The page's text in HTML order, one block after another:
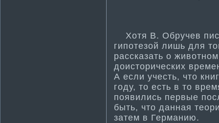
Хотя В. Обручев
гипотезой лишь для
рассказать о
доисторических
А если учесть, что
году, то есть в то
появились первые
быть, что данная
затем в Герма­нию.